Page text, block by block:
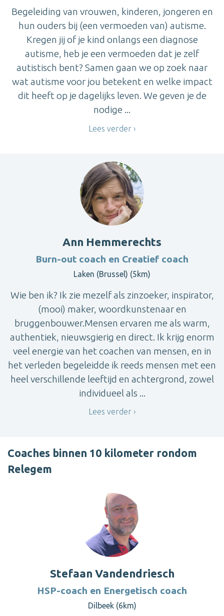
Begeleiding van vrouwen, kinderen, jongeren en
hun ouders bij (een vermoeden van) autisme.
Kregen jij of je kind onlangs een diagnose
autisme, heb je een vermoeden dat je zelf
autistisch bent? Samen gaan we op zoek naar
wat autisme voor jou betekent en welke impact
dit heeft op je dagelijks leven. We geven je de
nodige ...
Lees verder
Ann Hemmerechts
Burn-out coach en Creatief coach
Laken (Brussel) (5km)
Wie ben ik? Ik zie mezelf als zinzoeker, inspirator,
(mooi) maker, woordkunstenaar en
bruggenbouwer.Mensen ervaren me als warm,
authentiek, nieuwsgierig en direct. Ik krijg enorm
veel energie van het coachen van mensen, en in
het verleden begeleidde ik reeds mensen met een
heel verschillende leeftijd en achtergrond, zowel
individueel als ...
Lees verder
Coaches binnen 10 kilometer rondom
Relegem
Stefaan Vandendriesch
HSP-coach en Energetisch coach
Dilbeek (6km)